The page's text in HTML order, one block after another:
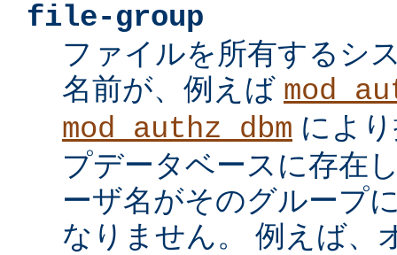
file-group
ファイルを所有するシ
名前が、例えば
mod_authz_dbm によ
プデータベースに存在
ーザ名がそのグループ
なりません。 例えば、